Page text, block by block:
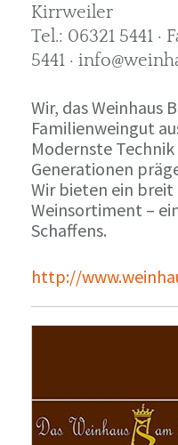
Kirrweiler
Tel.: 06321 5441 ·
5441 ·
Wir, das Weinhaus
Familienweingut
Modernste
Generationen
Wir bieten ein
Weinsortiment –
Schaffens.
http://